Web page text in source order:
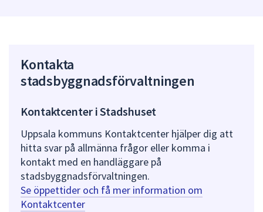
Kontakta
stadsbyggnadsförvaltningen
Kontaktcenter i Stadshuset
Uppsala kommuns Kontaktcenter hjälper dig att
hitta svar på allmänna frågor eller komma i
kontakt med en handläggare på
stadsbyggnadsförvaltningen.
Se öppettider och få mer information om
Kontaktcenter